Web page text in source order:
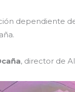
dependiente
, director de